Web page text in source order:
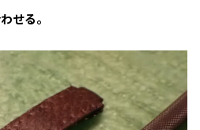
せる。